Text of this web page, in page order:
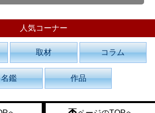
人気コーナー
取材 コラム
名鑑 作品